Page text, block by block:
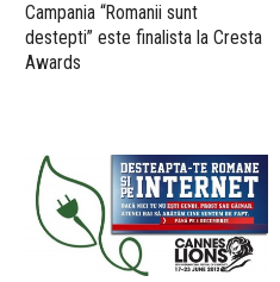
Campania “Romanii sunt
destepti” este finalista la Cresta
Awards